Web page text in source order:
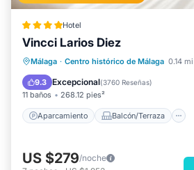
Hotel
Vincci Larios Diez
Málaga · Centro histórico de Málaga 0.14
9.3 Excepcional(3760 Reseñas)
11 baños 268.12 pies²
Aparcamiento Balcón/Terraza
Aparcamiento
Balcón/
Aire acondicionado
US $279/noche